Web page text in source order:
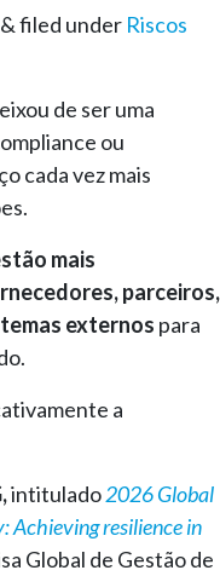
&filed under Riscos
de ser uma
ou
cada vez mais
mais
parceiros,
externos para
a
intitulado2026 Global
Achieving resilience in
Global de Gestão de